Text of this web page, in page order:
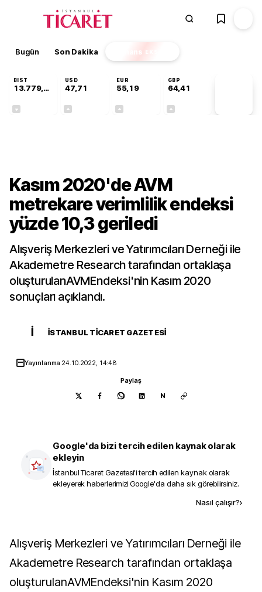
Bugün Son Dakika Finans EKSTRA
BIST
13.779,39
USD
47,71
EUR
55,19
GBP
64,41
Kasım 2020'de AVM
metrekare verimlilik endeksi
yüzde 10,3 geriledi
Alışveriş Merkezleri ve Yatırımcıları Derneği ile
Akademetre Research tarafından ortaklaşa
oluşturulanAVMEndeksi'nin Kasım 2020
sonuçları açıklandı.
İ İSTANBUL TICARET GAZETESI
Yayınlanma 24.10.2022, 14:48
Paylaş
N
Google'da bizi tercih edilen kaynak olarak
ekleyin
İstanbul Ticaret Gazetesi'i tercih edilen kaynak olarak
ekleyerek haberlerimizi Google'da daha sık görebilirsiniz.
Nasıl çalışır?›
Alışveriş Merkezleri ve Yatırımcıları Derneği ile
Akademetre Research tarafından ortaklaşa
oluşturulanAVMEndeksi'nin Kasım 2020